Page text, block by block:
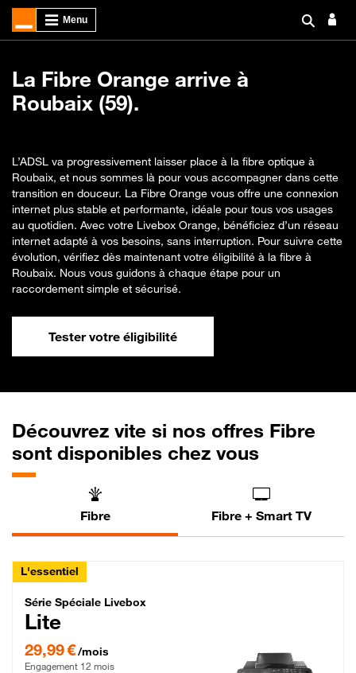
La Fibre Orange arrive à
Roubaix (59).
L’ADSL va progressivement laisser place à la fibre optique à
Roubaix, et nous sommes là pour vous accompagner dans cette
transition en douceur. La Fibre Orange vous offre une connexion
internet plus stable et performante, idéale pour tous vos usages
au quotidien. Avec votre Livebox Orange, bénéficiez d’un réseau
internet adapté à vos besoins, sans interruption. Pour suivre cette
évolution, vérifiez dès maintenant votre éligibilité à la fibre à
Roubaix. Nous vous guidons à chaque étape pour un
raccordement simple et sécurisé.
Tester votre éligibilité
Découvrez vite si nos offres Fibre
sont disponibles chez vous
Fibre Fibre + Smart TV
L'essentiel
Série Spéciale Livebox Lite Fibre
Série Spéciale Livebox
Lite
29,99 €/mois
Engagement 12 mois